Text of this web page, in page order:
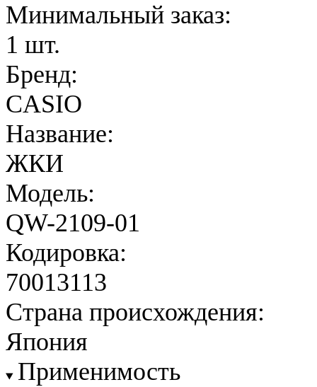
Минимальный заказ:
1 шт.
Бренд:
CASIO
Название:
ЖКИ
Модель:
QW-2109-01
Кодировка:
70013113
Страна происхождения:
Япония
Применимость